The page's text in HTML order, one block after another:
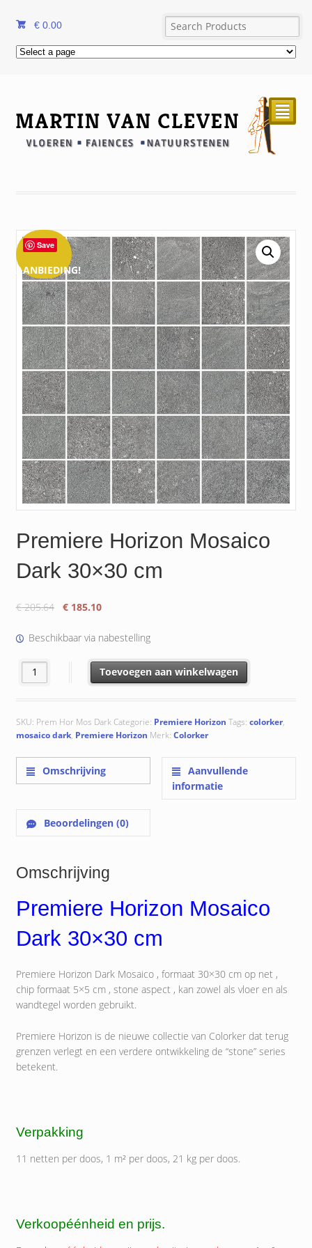
€ 0.00
²
AANBIEDING!
Save
Premiere Horizon Mosaico
Dark 30×30 cm
€205.64
Oorspronkelijke
was:
€ 185.10Huidige
is:
Beschikbaar via nabestelling
Premiere Horizon Mosaico Dark 30x30 cm aantal
Toevoegen aan winkelwagen
SKU: Prem Hor Mos DarkCategorie: Premiere Horizon Tags: colorker,
mosaico dark, Premiere Horizon Merk: Colorker
Omschrijving
Aanvullende
informatie
Beoordelingen (0)
Omschrijving
Premiere Horizon Mosaico
Dark 30×30 cm
Premiere Horizon Dark Mosaico , formaat 30×30 cm op net ,
chip formaat 5×5 cm , stone aspect , kan zowel als vloer en als
wandtegel worden gebruikt.
Premiere Horizon is de nieuwe collectie van Colorker dat terug
grenzen verlegt en een verdere ontwikkeling de “stone” series
betekent.
Verpakking
11 netten per doos, 1 m² per doos, 21 kg per doos.
Verkoopéénheid en prijs.